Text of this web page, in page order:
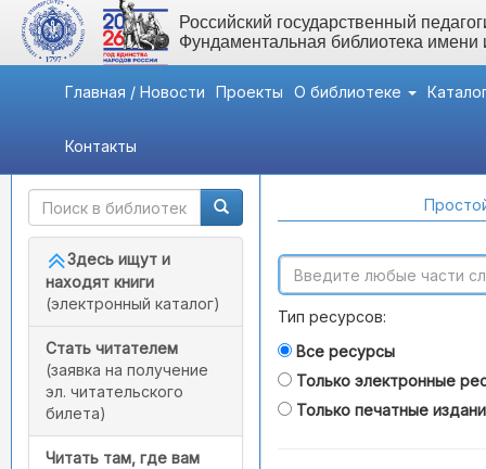
Российский государственный
Фундаментальная библиотека
Главная / Новости Проекты О библиотеке
Контакты
Быстрый доступ
Здесь ищут и
находят книги
(электронный каталог)
Стать читателем
(заявка на получение
эл. читательского
билета)
Читать там, где вам
Тип ресурсов:
Все ресурсы
Только электронные
Только печатные